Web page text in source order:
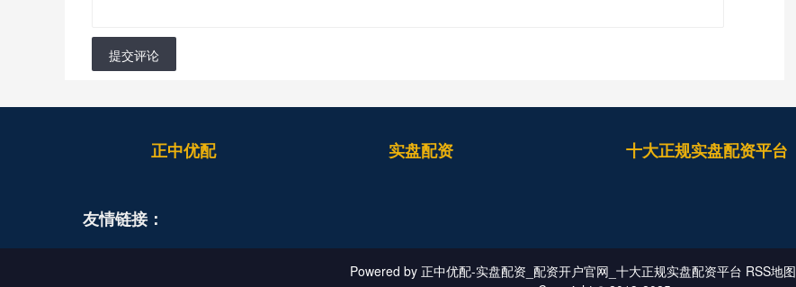
提交评论
正中优配 实盘配资 十大正规实盘配资平台
友情链接：
Powered by 正中优配-实盘配资_配资开户官网_十大正规实盘配资平台 RSS地图